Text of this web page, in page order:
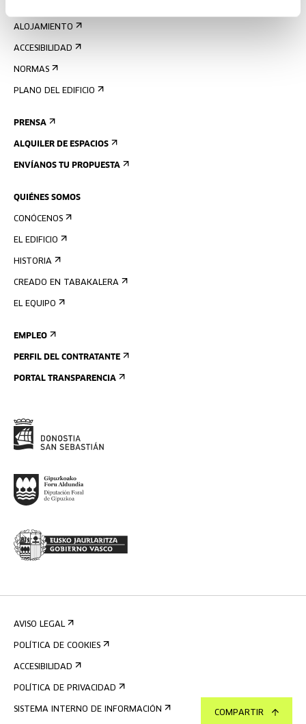
COMPARTIR
ALOJAMIENTO
ACCESIBILIDAD
NORMAS
PLANO DEL EDIFICIO
PRENSA
ALQUILER DE ESPACIOS
ENVÍANOS TU PROPUESTA
QUIÉNES SOMOS
CONÓCENOS
EL EDIFICIO
HISTORIA
CREADO EN TABAKALERA
EL EQUIPO
EMPLEO
PERFIL DEL CONTRATANTE
PORTAL TRANSPARENCIA
AVISO LEGAL
POLÍTICA DE COOKIES
ACCESIBILIDAD
POLÍTICA DE PRIVACIDAD
SISTEMA INTERNO DE INFORMACIÓN